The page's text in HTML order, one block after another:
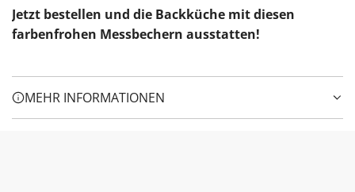
Jetzt bestellen und die Backküche mit diesen
farbenfrohen Messbechern ausstatten!
MEHR INFORMATIONEN